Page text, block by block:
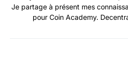
Je partage à présent mes
pour Coin Academy.